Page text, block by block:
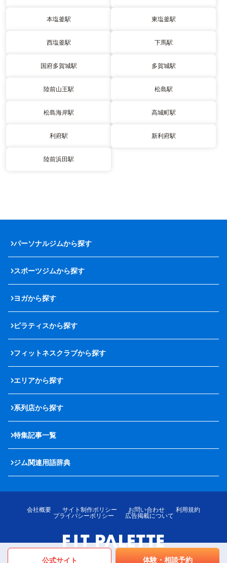
本塩釜駅 東塩釜駅
西塩釜駅 下馬駅
国府多賀城駅 多賀城駅
陸前山王駅 松島駅
松島海岸駅 高城町駅
利府駅 新利府駅
陸前浜田駅
公式サイト 体験・相談予約
パーソナルジムから探す
スポーツジムから探す
ヨガから探す
ピラティスから探す
フィットネスクラブから探す
エリアから探す
系列店から探す
特集記事一覧
ジム関連用語辞典
会社概要 サイト制作ポリシー お問い合わせ
利用規約
プライバシーポリシー
広告掲載について
© LOTTE MediPalette Co.,Ltd. All rights reserved.